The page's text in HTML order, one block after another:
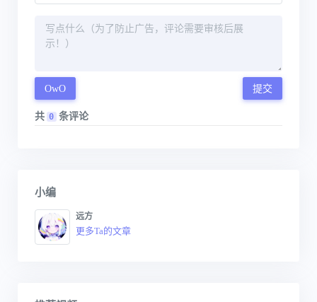
OwO 提交
共 0 条评论
小编
远方
更多Ta的文章